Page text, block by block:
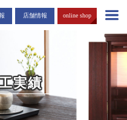
」から耳寄りな情報
店舗情報 online shop
実績